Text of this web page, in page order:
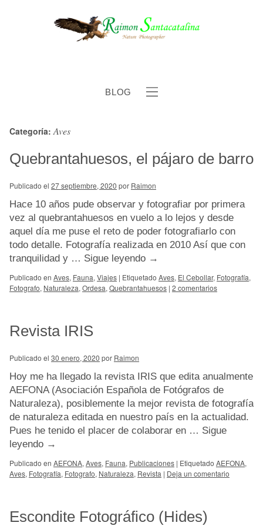
BLOG
Categoría:Aves
Quebrantahuesos, el pájaro de barro
Publicado el 27 septiembre, 2020 por Raimon
Hace 10 años pude observar y fotografiar por primera
vez al quebrantahuesos en vuelo a lo lejos y desde
aquel día me puse el reto de poder fotografiarlo con
todo detalle. Fotografía realizada en 2010 Así que con
tranquilidad y … Sigue leyendo →
Publicado en Aves, Fauna, Viajes | Etiquetado Aves, El Cebollar, Fotografía,
Fotografo, Naturaleza, Ordesa, Quebrantahuesos | 2 comentarios
Revista IRIS
Publicado el 30 enero, 2020 por Raimon
Hoy me ha llegado la revista IRIS que edita anualmente
AEFONA (Asociación Española de Fotógrafos de
Naturaleza), posiblemente la mejor revista de fotografía
de naturaleza editada en nuestro país en la actualidad.
Pues he tenido el placer de colaborar en … Sigue
leyendo →
Publicado en AEFONA, Aves, Fauna, Publicaciones | Etiquetado AEFONA,
Aves, Fotografía, Fotografo, Naturaleza, Revista | Deja un comentario
Escondite Fotográfico (Hides)